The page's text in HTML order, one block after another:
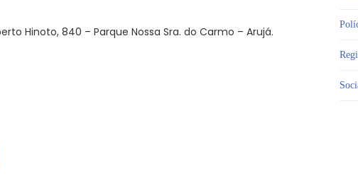
Hinoto, 840 – Parque Nossa Sra. do Carmo – Arujá.